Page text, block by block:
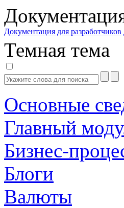
Документация для разработчиков
Темная тема
Основные
Главный
Бизнес-
Блоги
Валюты